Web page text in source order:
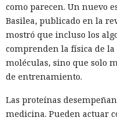
como parecen. Un nuevo
Basilea, publicado en la
mostró que incluso los
comprenden la física de
moléculas, sino que solo
de entrenamiento.
Las proteínas
medicina. Pueden actuar